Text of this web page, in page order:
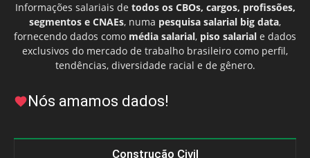
Informações salariais de todos os CBOs, cargos, profissões,
segmentos e CNAEs, numa pesquisa salarial big data,
fornecendo dados como média salarial, piso salarial e dados
exclusivos do mercado de trabalho brasileiro como perfil,
tendências, diversidade racial e de gênero.
Nós amamos dados!
Construção Civil